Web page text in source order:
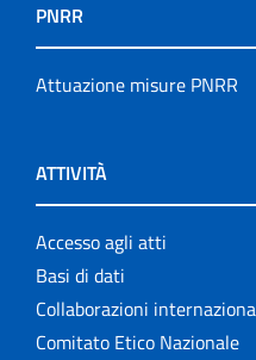
PNRR
Attuazione misure PNRR
ATTIVITÀ
Accesso agli atti
Basi di dati
Collaborazioni
Comitato Etico Nazionale